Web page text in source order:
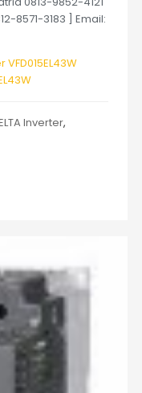
8571-3183 ] Email:
VFD015EL43W
Inverter,